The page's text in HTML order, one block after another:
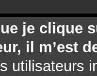
je clique
il m’est
utilisateurs